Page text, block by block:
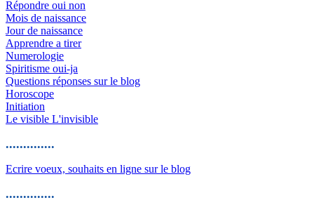
Répondre oui non
Mois de naissance
Jour de naissance
Apprendre a tirer
Numerologie
Spiritisme oui-ja
Questions réponses sur le blog
Horoscope
Initiation
Le visible L'invisible
..............
Ecrire voeux, souhaits en ligne sur le blog
..............